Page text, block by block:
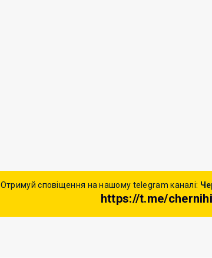
Отримуй сповіщення на нашому telegram каналі:
https://t.me/